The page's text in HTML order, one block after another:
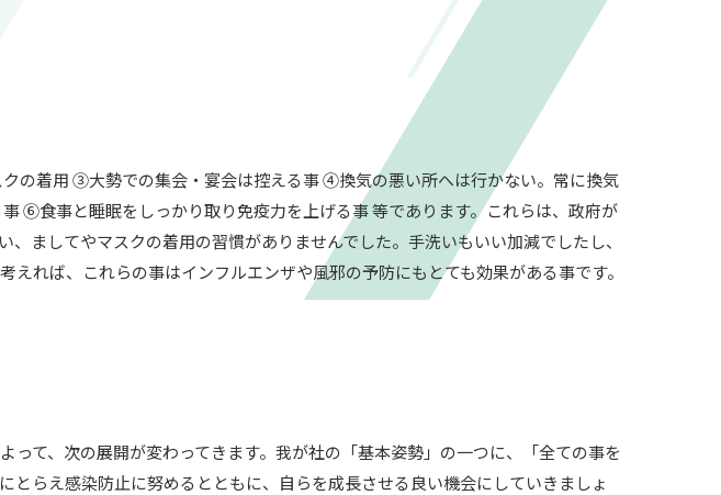
着用 ③大勢での集会・宴会は控える事 ④換気の悪い所へは行かない。常に換気
⑥食事と睡眠をしっかり取り免疫力を上げる事 等であります。これらは、政府が
ましてやマスクの着用の習慣がありませんでした。手洗いもいい加減でしたし、
れば、これらの事はインフルエンザや風邪の予防にもとても効果がある事です。
て、次の展開が変わってきます。我が社の「基本姿勢」の一つに、「全ての事を
らえ感染防止に努めるとともに、自らを成長させる良い機会にしていきましょ